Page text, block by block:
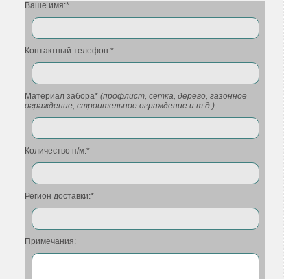
Ваше имя:*
Контактный телефон:*
Материал забора* (профлист, сетка, дерево, газонное
ограждение, строительное ограждение и т.д.):
Количество п/м:*
Регион доставки:*
Примечания: